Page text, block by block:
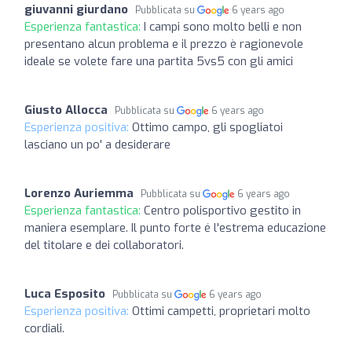
giuvanni giurdano Pubblicata su 6 years ago
Esperienza fantastica: I campi sono molto belli e non
presentano alcun problema e il prezzo è ragionevole
ideale se volete fare una partita 5vs5 con gli amici
Giusto Allocca Pubblicata su 6 years ago
Esperienza positiva: Ottimo campo, gli spogliatoi
lasciano un po' a desiderare
Lorenzo Auriemma Pubblicata su 6 years ago
Esperienza fantastica: Centro polisportivo gestito in
maniera esemplare. Il punto forte é l'estrema educazione
del titolare e dei collaboratori.
Luca Esposito Pubblicata su 6 years ago
Esperienza positiva: Ottimi campetti, proprietari molto
cordiali.